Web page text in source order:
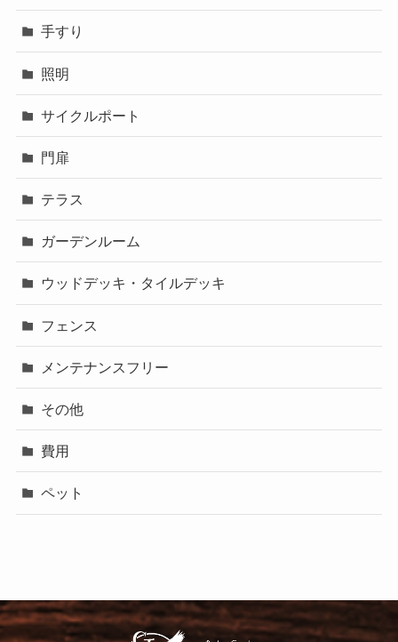
手すり
照明
サイクルポート
門扉
テラス
ガーデンルーム
ウッドデッキ・タイルデッキ
フェンス
メンテナンスフリー
その他
費用
ペット